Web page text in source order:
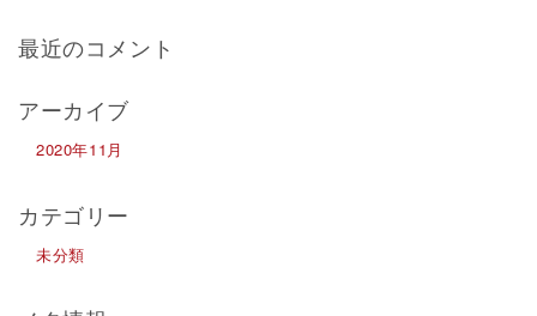
最近のコメント
アーカイブ
2020年11月
カテゴリー
未分類